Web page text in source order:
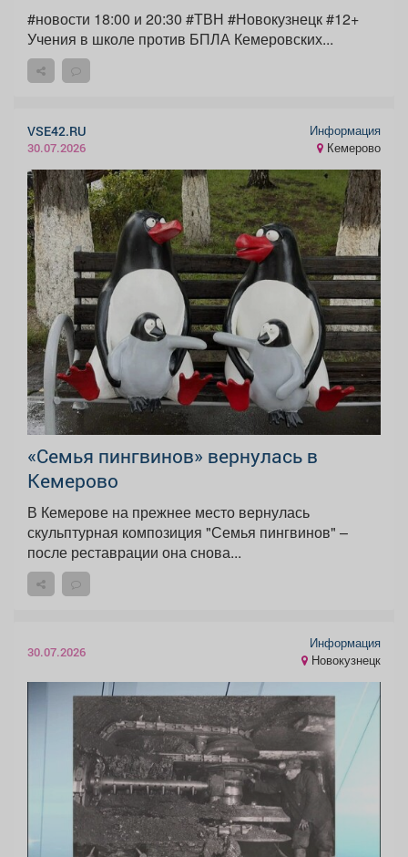
#новости 18:00 и 20:30 #ТВН #Новокузнецк #12+
Учения в школе против БПЛА Кемеровских...
VSE42.RU
30.07.2026
Информация
Кемерово
«Семья пингвинов» вернулась в
Кемерово
В Кемерове на прежнее место вернулась
скульптурная композиция "Семья пингвинов" –
после реставрации она снова...
30.07.2026
Информация
Новокузнецк